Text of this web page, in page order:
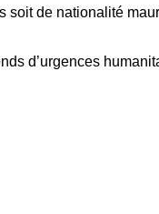
soit de nationalité
d’urgences